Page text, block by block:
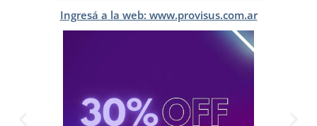
Ingresá a la web: www.provisus.com.ar